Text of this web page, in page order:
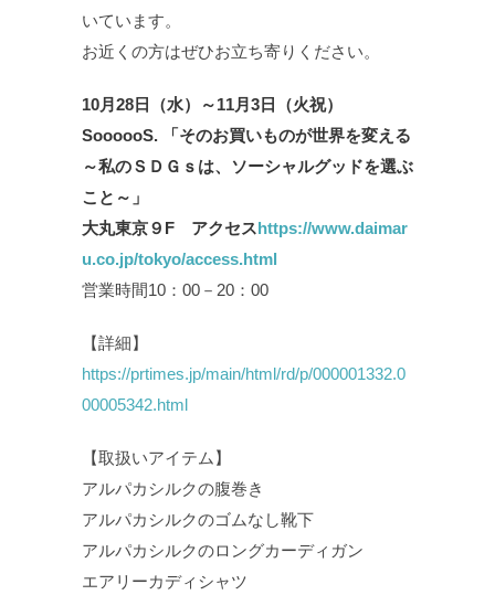
いています。
お近くの方はぜひお立ち寄りください。
10月28日（水）～11月3日（火祝）
SoooooS. 「そのお買いものが世界を変える
～私のＳＤＧｓは、ソーシャルグッドを選ぶ
こと～」
大丸東京９F アクセスhttps://www.daimar
u.co.jp/tokyo/access.html
営業時間10：00－20：00
【詳細】
https://prtimes.jp/main/html/rd/p/000001332.0
00005342.html
【取扱いアイテム】
アルパカシルクの腹巻き
アルパカシルクのゴムなし靴下
アルパカシルクのロングカーディガン
エアリーカディシャツ